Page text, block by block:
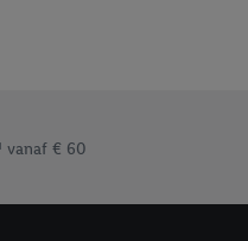
USPs van Lidl.be
vanaf € 60